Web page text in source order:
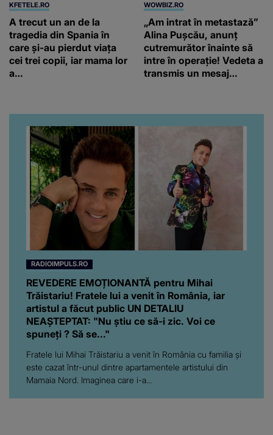
KFETELE.RO
A trecut un an de la
tragedia din Spania în
care și-au pierdut viața
cei trei copii, iar mama lor
a…
WOWBIZ.RO
„Am intrat în metastază”
Alina Pușcău, anunț
cutremurător înainte să
intre în operație! Vedeta a
transmis un mesaj
RADIOIMPULS.RO
REVEDERE EMOȚIONANTĂ pentru Mihai
Trăistariu! Fratele lui a venit în România, iar
artistul a făcut public UN DETALIU
NEAȘTEPTAT: "Nu știu ce să-i zic. Voi ce
spuneți ? Să se..."
Fratele lui Mihai Trăistariu a venit în România cu familia și
este cazat într-unul dintre apartamentele artistului din
Mamaia Nord. Imaginea care i-a...